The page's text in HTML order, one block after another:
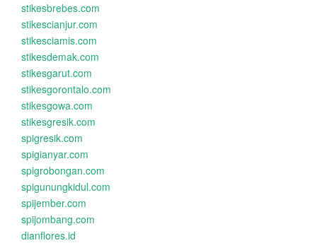
stikesbrebes.com
stikescianjur.com
stikesciamis.com
stikesdemak.com
stikesgarut.com
stikesgorontalo.com
stikesgowa.com
stikesgresik.com
spigresik.com
spigianyar.com
spigrobongan.com
spigunungkidul.com
spijember.com
spijombang.com
dianflores.id